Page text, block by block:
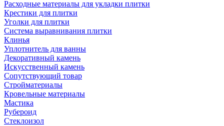
Расходные материалы для укладки плитки
Крестики для плитки
Уголки для плитки
Система выравнивания плитки
Клинья
Уплотнитель для ванны
Декоративный камень
Искусственный камень
Сопутствующий товар
Стройматериалы
Кровельные материалы
Мастика
Рубероид
Стеклоизол